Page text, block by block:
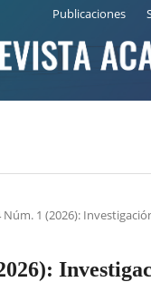
Publicaciones
Núm. 1 (2026):